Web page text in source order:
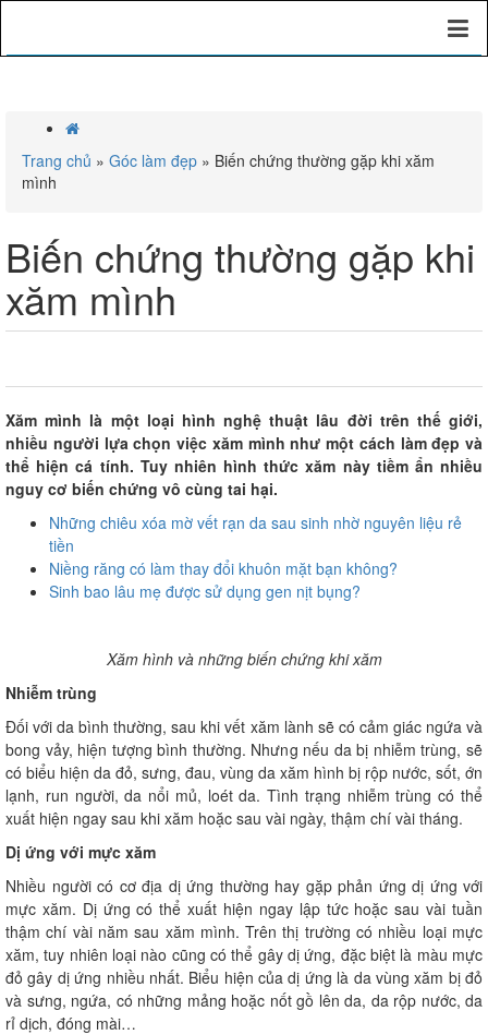
Trang chủ » Góc làm đẹp » Biến chứng thường gặp khi xăm
mình
Biến chứng thường gặp khi
xăm mình
Xăm mình là một loại hình nghệ thuật lâu đời trên thế giới,
nhiều người lựa chọn việc xăm mình như một cách làm đẹp và
thể hiện cá tính. Tuy nhiên hình thức xăm này tiềm ẩn nhiều
nguy cơ biến chứng vô cùng tai hại.
Những chiêu xóa mờ vết rạn da sau sinh nhờ nguyên liệu rẻ
tiền
Niềng răng có làm thay đổi khuôn mặt bạn không?
Sinh bao lâu mẹ được sử dụng gen nịt bụng?
Xăm hình và những biến chứng khi xăm
Nhiễm trùng
Đối với da bình thường, sau khi vết xăm lành sẽ có cảm giác ngứa và
bong vảy, hiện tượng bình thường. Nhưng nếu da bị nhiễm trùng, sẽ
có biểu hiện da đỏ, sưng, đau, vùng da xăm hình bị rộp nước, sốt, ớn
lạnh, run người, da nổi mủ, loét da. Tình trạng nhiễm trùng có thể
xuất hiện ngay sau khi xăm hoặc sau vài ngày, thậm chí vài tháng.
Dị ứng với mực xăm
Nhiều người có cơ địa dị ứng thường hay gặp phản ứng dị ứng với
mực xăm. Dị ứng có thể xuất hiện ngay lập tức hoặc sau vài tuần
thậm chí vài năm sau xăm mình. Trên thị trường có nhiều loại mực
xăm, tuy nhiên loại nào cũng có thể gây dị ứng, đặc biệt là màu mực
đỏ gây dị ứng nhiều nhất. Biểu hiện của dị ứng là da vùng xăm bị đỏ
và sưng, ngứa, có những mảng hoặc nốt gồ lên da, da rộp nước, da
rỉ dịch, đóng mài…